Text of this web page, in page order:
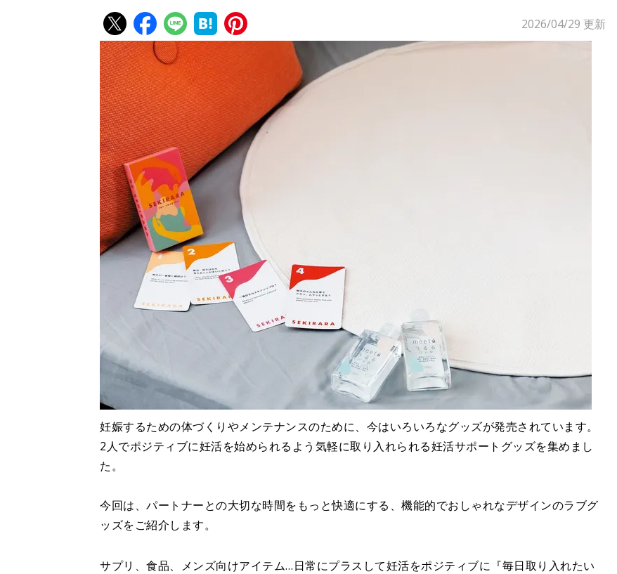
ズ続々
2026/04/29 更新
妊娠するための体づくりやメンテナンスのために、今はいろいろなグッズが発売されています。
2人でポジティブに妊活を始められるよう気軽に取り入れられる妊活サポートグッズを集めまし
た。
今回は、パートナーとの大切な時間をもっと快適にする、機能的でおしゃれなデザインのラブグ
ッズをご紹介します。
サプリ、食品、メンズ向けアイテム…日常にプラスして妊活をポジティブに『毎日取り入れたい